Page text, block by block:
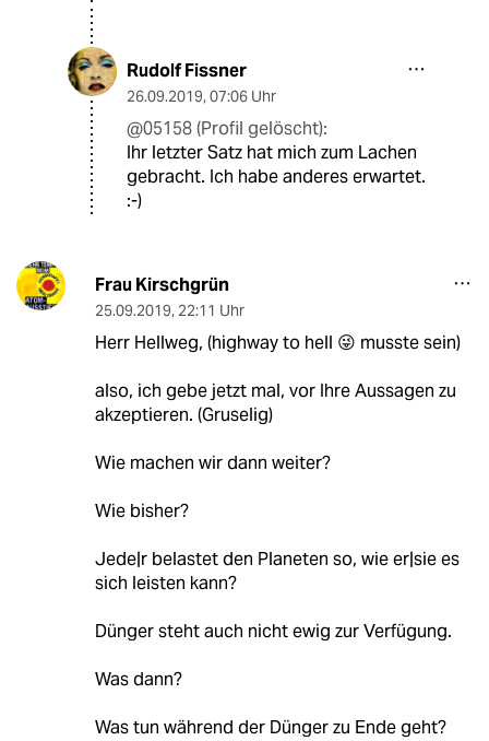
Rudolf Fissner
26.09.2019, 07:06 Uhr
@05158 (Profil gelöscht):
Ihr letzter Satz hat mich zum Lachen
gebracht. Ich habe anderes erwartet.
:-)
Frau Kirschgrün
25.09.2019, 22:11 Uhr
Herr Hellweg, (highway to hell 😜 musste sein)
also, ich gebe jetzt mal, vor Ihre Aussagen zu
akzeptieren. (Gruselig)
Wie machen wir dann weiter?
Wie bisher?
Jede|r belastet den Planeten so, wie er|sie es
sich leisten kann?
Dünger steht auch nicht ewig zur Verfügung.
Was dann?
Was tun während der Dünger zu Ende geht?